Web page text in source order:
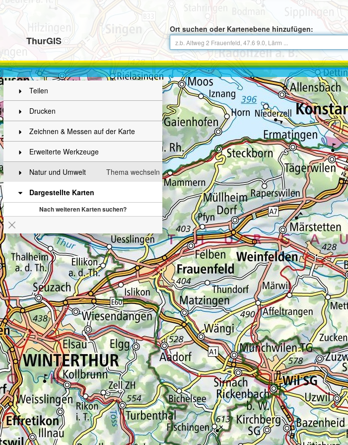
ThurGIS
Ort suchen oder Kartenebene hinzufügen:
Teilen
Drucken
Zeichnen & Messen auf der Karte
Erweiterte Werkzeuge
Thema wechseln
Natur und Umwelt
Dargestellte Karten
Nach weiteren Karten suchen?